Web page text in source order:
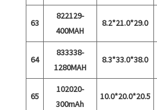
63
822129-
400MAH
8.2*21.0*29.0
64
833338-
1280MAH
8.3*33.0*38.0
65
102020-
300mAh
10.0*20.0*20.5